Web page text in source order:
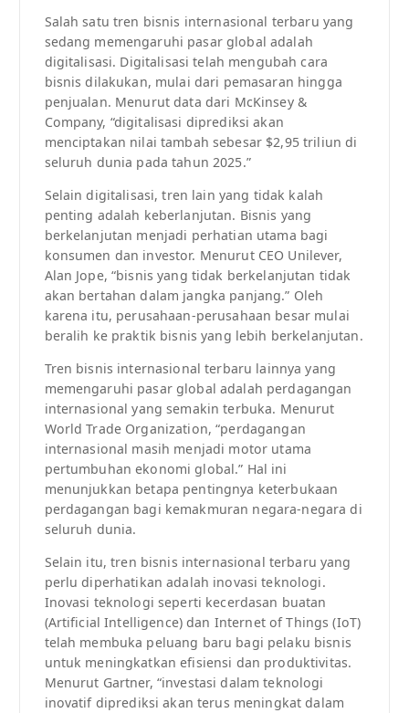
Salah satu tren bisnis internasional terbaru yang
sedang memengaruhi pasar global adalah
digitalisasi. Digitalisasi telah mengubah cara
bisnis dilakukan, mulai dari pemasaran hingga
penjualan. Menurut data dari McKinsey &
Company, “digitalisasi diprediksi akan
menciptakan nilai tambah sebesar $2,95 triliun di
seluruh dunia pada tahun 2025.”
Selain digitalisasi, tren lain yang tidak kalah
penting adalah keberlanjutan. Bisnis yang
berkelanjutan menjadi perhatian utama bagi
konsumen dan investor. Menurut CEO Unilever,
Alan Jope, “bisnis yang tidak berkelanjutan tidak
akan bertahan dalam jangka panjang.” Oleh
karena itu, perusahaan-perusahaan besar mulai
beralih ke praktik bisnis yang lebih berkelanjutan.
Tren bisnis internasional terbaru lainnya yang
memengaruhi pasar global adalah perdagangan
internasional yang semakin terbuka. Menurut
World Trade Organization, “perdagangan
internasional masih menjadi motor utama
pertumbuhan ekonomi global.” Hal ini
menunjukkan betapa pentingnya keterbukaan
perdagangan bagi kemakmuran negara-negara di
seluruh dunia.
Selain itu, tren bisnis internasional terbaru yang
perlu diperhatikan adalah inovasi teknologi.
Inovasi teknologi seperti kecerdasan buatan
(Artificial Intelligence) dan Internet of Things (IoT)
telah membuka peluang baru bagi pelaku bisnis
untuk meningkatkan efisiensi dan produktivitas.
Menurut Gartner, “investasi dalam teknologi
inovatif diprediksi akan terus meningkat dalam